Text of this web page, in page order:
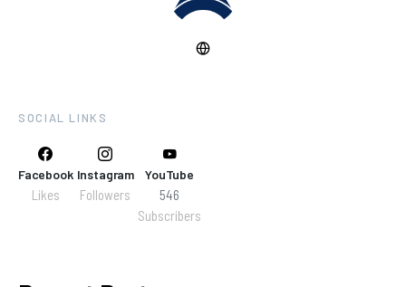
SOCIAL LINKS
Facebook
Likes
Instagram
Followers
YouTube
546
Subscribers